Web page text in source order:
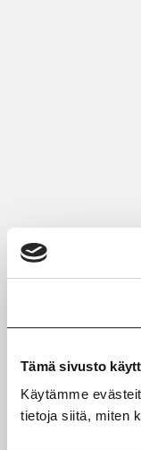
Tämä sivusto
Käytämme
tietoja siitä, miten